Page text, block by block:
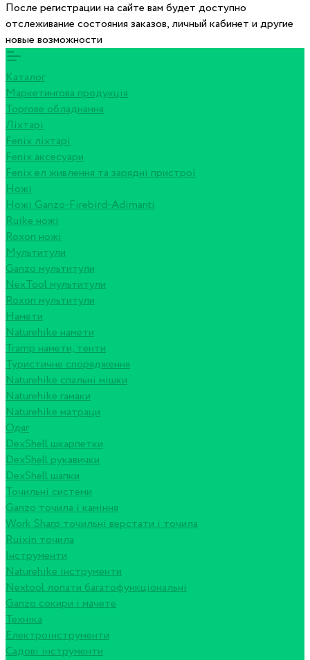
После регистрации на сайте вам будет доступно
отслеживание состояния заказов, личный кабинет и другие
новые возможности
Каталог
Маркетингова продукція
Торгове обладнання
Ліхтарі
Fenix ліхтарі
Fenix аксесуари
Fenix ел живлення та зарядні пристрої
Ножі
Ножі Ganzo-Firebird-Adimanti
Ruike ножі
Roxon ножi
Мультитули
Ganzo мультитули
NexTool мультитули
Roxon мультитули
Намети
Naturehike намети
Tramp намети, тенти
Туристичне спорядження
Naturehike спальні мішки
Naturehike гамаки
Naturehike матраци
Одяг
DexShell шкарпетки
DexShell рукавички
DexShell шапки
Точильні системи
Ganzo точила і каміння
Work Sharp точильні верстати і точила
Ruixin точила
Інструменти
Naturehike інструменти
Nextool лопати багатофункціональні
Ganzo сокири і мачете
Техніка
Електроінструменти
Садові інструменти